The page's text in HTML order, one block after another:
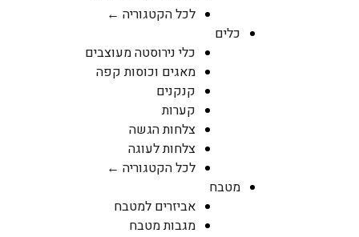
לכל הקטגוריה ←
כלים
כלי נירוסטה מעוצבים
מאגים וכוסות קפה
קנקנים
קערות
צלחות הגשה
צלחות לעוגה
לכל הקטגוריה ←
מטבח
אביזרים למטבח
מגבות מטבח